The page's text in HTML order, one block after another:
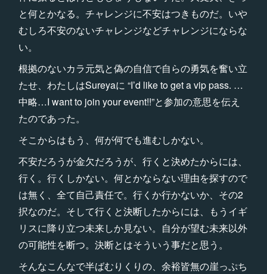
と何とかなる。チャレンジに不安はつきものだ。いや
むしろ不安のないチャレンジなどチャレンジにならな
い。
根拠のないカラ元気と偽の自信で自らの勇気を奮い立
たせ、わたしはSureyaに “I’d like to get a vip pass. …
中略…I want to join your event!!”と参加の意思を伝え
たのであった。
そこからはもう、何が何でも進むしかない。
不安だろうが金欠だろうが、行くと決めたからには、
行く。行くしかない。何とかならない理由を探すので
は無く、全て自己責任で。行くか行かないか、その2
択なのだ。そして行くと決断したからには、もうイギ
リスに降り立つ未来しか見ない。自分が望む未来以外
の可能性を断つ。決断とはそういう事だと思う。
そんなこんなで半ばむりくりの、余裕皆無の崖っぷち